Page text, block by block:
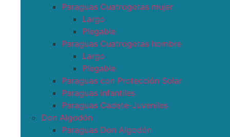
Paraguas Cuatrogotas mujer
Largo
Plegable
Paraguas Cuatrogotas hombre
Largo
Plegable
Paraguas con Protección Solar
Paraguas infantiles
Paraguas Cadete-Juveniles
Don Algodón
Paraguas Don Algodón